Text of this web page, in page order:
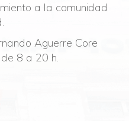
a la comunidad
Aguerre Core
8 a 20 h.